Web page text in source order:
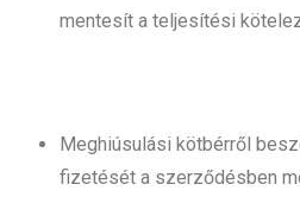
mentesít a teljesítési
Meghiúsulási kötbérről
fizetését a szerződésben